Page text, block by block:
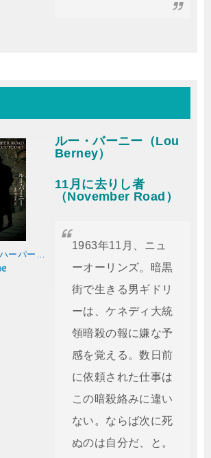
11月に去りし者 (ハーパーBOOKS)
ルー・バーニー（Lou
Berney）
11月に去りし者
（November Road）
1963年11月、ニュ
ーオーリンズ。暗黒
街で生きる男ギドリ
ーは、ケネディ大統
領暗殺の報に嫌な予
感を覚える。数日前
に依頼された仕事は
この暗殺絡みに違い
ない。ならば次に死
ぬのは自分だ、と。